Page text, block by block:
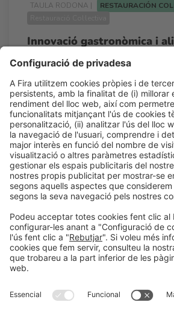
TAULA RODONA |
RESTAURACIÓN
Innovació gastronòmica i
‘RC InnovationForum’
Dt 24 16:00h - 16:40h
Accés lliure
LLegir més